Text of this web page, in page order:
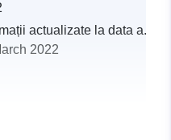
actualizate la data
2022